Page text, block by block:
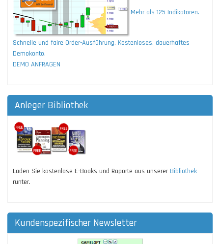
Mehr als 125 Indikatoren.
Schnelle und faire Order-Ausführung. Kostenloses, dauerhaftes
Demokonto.
DEMO ANFRAGEN
Anleger Bibliothek
Laden Sie kostenlose E-Books und Raporte aus unserer Bibliothek
runter.
Kundenspezifischer Newsletter